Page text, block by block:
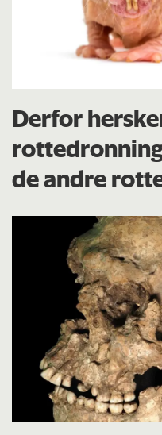
Derfor
de andre